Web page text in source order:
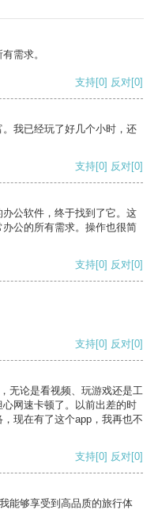
需求。
支持[0] 反对[0]
我已经玩了好几个小时，还
支持[0] 反对[0]
公软件，终于找到了它。这
公的所有需求。操作也很简
支持[0] 反对[0]
支持[0] 反对[0]
无论是看视频、玩游戏还是工
网速卡顿了。以前出差的时
现在有了这个app，我再也不
支持[0] 反对[0]
能够享受到高品质的旅行体